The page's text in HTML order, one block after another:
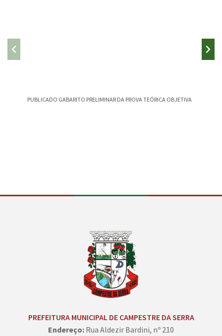
PUBLICADO GABARITO PRELIMINAR DA PROVA TEÓRICA OBJETIVA
PREFEITURA MUNICIPAL DE CAMPESTRE DA SERRA
Endereço: Rua Aldezir Bardini, nº 210